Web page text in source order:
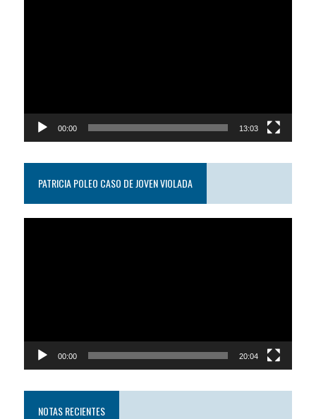
00:00 13:03
PATRICIA POLEO CASO DE JOVEN VIOLADA
00:00 20:04
NOTAS RECIENTES